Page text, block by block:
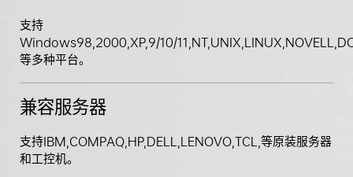
支持
Windows98,2000,XP,9/10/
等多种平台。
兼容服务器
支持IBM,COMPAQ,HP,DELL,LENOVO,TCL,等原装服务器
和工控机。